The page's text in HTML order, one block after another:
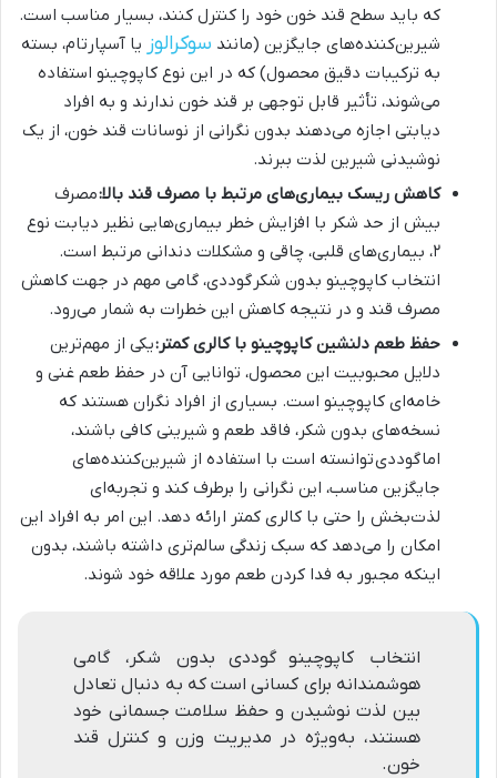
که باید سطح قند خون خود را کنترل کنند، بسیار مناسب است.
شیرین‌کننده‌های جایگزین (مانند سوکرالوز یا آسپارتام، بسته
به ترکیبات دقیق محصول) که در این نوع کاپوچینو استفاده
می‌شوند، تأثیر قابل توجهی بر قند خون ندارند و به افراد
دیابتی اجازه می‌دهند بدون نگرانی از نوسانات قند خون، از یک
نوشیدنی شیرین لذت ببرند.
کاهش ریسک بیماری‌های مرتبط با مصرف قند بالا:مصرف
بیش از حد شکر با افزایش خطر بیماری‌هایی نظیر دیابت نوع
۲، بیماری‌های قلبی، چاقی و مشکلات دندانی مرتبط است.
انتخاب کاپوچینو بدون شکر گوددی، گامی مهم در جهت کاهش
مصرف قند و در نتیجه کاهش این خطرات به شمار می‌رود.
حفظ طعم دلنشین کاپوچینو با کالری کمتر:یکی از مهم‌ترین
دلایل محبوبیت این محصول، توانایی آن در حفظ طعم غنی و
خامه‌ای کاپوچینو است. بسیاری از افراد نگران هستند که
نسخه‌های بدون شکر، فاقد طعم و شیرینی کافی باشند،
اماگوددیتوانسته است با استفاده از شیرین‌کننده‌های
جایگزین مناسب، این نگرانی را برطرف کند و تجربه‌ای
لذت‌بخش را حتی با کالری کمتر ارائه دهد. این امر به افراد این
امکان را می‌دهد که سبک زندگی سالم‌تری داشته باشند، بدون
اینکه مجبور به فدا کردن طعم مورد علاقه خود شوند.
انتخاب کاپوچینو گوددی
بدون شکر، گامی
هوشمندانه برای کسانی است که به دنبال تعادل
بین لذت نوشیدن و حفظ سلامت جسمانی خود
هستند، به‌ویژه در مدیریت وزن و کنترل قند
خون.